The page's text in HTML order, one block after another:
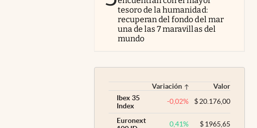
tesoro de la humanidad:
recuperan del fondo del mar
una de las 7 maravillas del
mundo
Variación
Valor
Ibex 35
Index
-0,02% $20.176,00
Euronext
0,41% $1965,65